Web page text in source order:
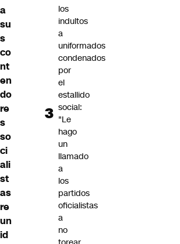
a
su
s
co
nt
en
do
re
s
so
ci
ali
st
as
re
un
id
los
indultos
a
uniformados
condenados
por
el
estallido
social:
"Le
hago
un
llamado
a
los
partidos
oficialistas
a
no